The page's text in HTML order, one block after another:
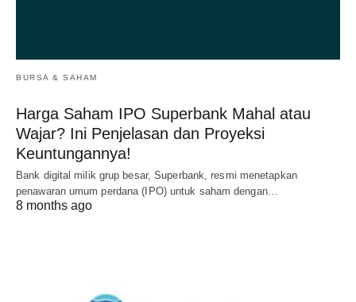
BURSA & SAHAM
Harga Saham IPO Superbank Mahal atau
Wajar? Ini Penjelasan dan Proyeksi
Keuntungannya!
Bank digital milik grup besar, Superbank, resmi menetapkan
penawaran umum perdana (IPO) untuk saham dengan…
8 months ago